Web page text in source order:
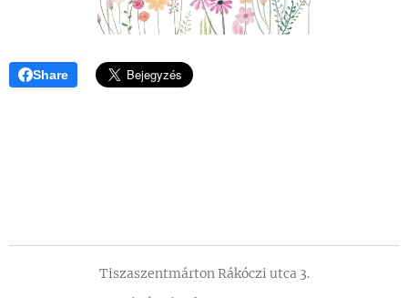
Share
Tiszaszentmárton Rákóczi utca 3.